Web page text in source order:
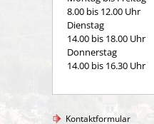
8.00 bis 12.00 Uhr
Dienstag
14.00 bis 18.00 Uhr
Donnerstag
14.00 bis 16.30 Uhr
Kontaktformular